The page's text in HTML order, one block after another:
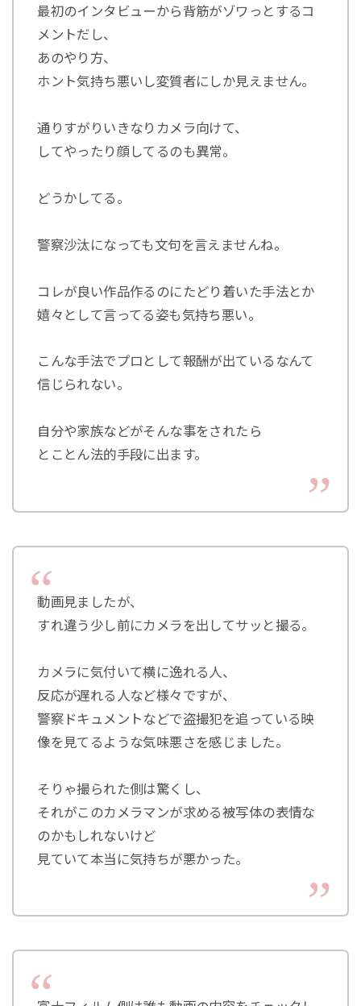
最初のインタビューから背筋がゾワっとするコ
メントだし、
あのやり方、
ホント気持ち悪いし変質者にしか見えません。
通りすがりいきなりカメラ向けて、
してやったり顔してるのも異常。
どうかしてる。
警察沙汰になっても文句を言えませんね。
コレが良い作品作るのにたどり着いた手法とか
嬉々として言ってる姿も気持ち悪い。
こんな手法でプロとして報酬が出ているなんて
信じられない。
自分や家族などがそんな事をされたら
とことん法的手段に出ます。
動画見ましたが、
すれ違う少し前にカメラを出してサッと撮る。
カメラに気付いて横に逸れる人、
反応が遅れる人など様々ですが、
警察ドキュメントなどで盗撮犯を追っている映
像を見てるような気味悪さを感じました。
そりゃ撮られた側は驚くし、
それがこのカメラマンが求める被写体の表情な
のかもしれないけど
見ていて本当に気持ちが悪かった。